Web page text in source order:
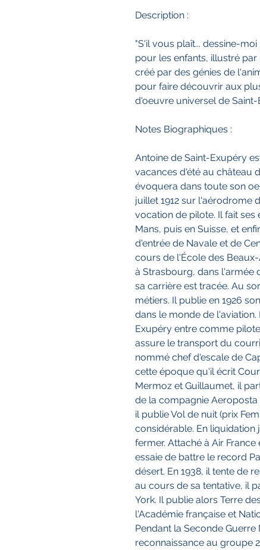
Description :
"S'il vous plaît... dessine-
pour les enfants, illustré
créé par des génies de
pour faire découvrir aux
d'oeuvre universel de
Notes Biographiques :
Antoine de Saint-Exupéry
vacances d'été au château
évoquera dans toute son
juillet 1912 sur l'aérodrome
vocation de pilote. Il fait
Mans, puis en Suisse, et
d'entrée de Navale et de
cours de l'École des Beaux-
à Strasbourg, dans l'armée
sa carrière est tracée. Au
métiers. Il publie en 1926
dans le monde de
Exupéry entre comme
assure le transport du
nommé chef d'escale de
cette époque qu'il écrit
Mermoz et Guillaumet, il
de la compagnie Aeroposta
il publie Vol de nuit (prix
considérable. En
fermer. Attaché à Air
essaie de battre le record
désert. En 1938, il tente de
au cours de sa tentative, il
York. Il publie alors Terre
l'Académie française et
Pendant la Seconde
reconnaissance au groupe